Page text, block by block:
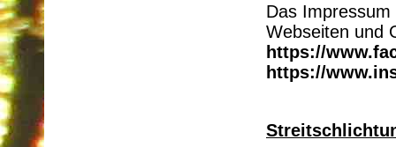
Das
Webseiten und
https://
https://